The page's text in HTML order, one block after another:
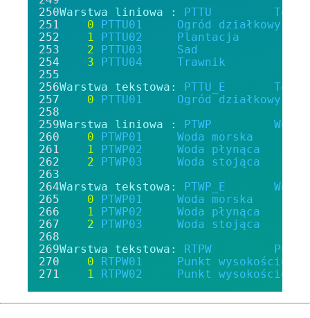
Warstwa liniowa :
PTTU
Teren
0
PTTU01 Ogród
działkowy
1
PTTU02
Plantacja
2
PTTU03
Sad
3
PTTU04
Trawnik
Warstwa tekstowa:
PTTU_E
Teren
0
PTTU01 Ogród
działkowy
Warstwa liniowa :
PTWP Woda
0
PTWP01 Woda
morska
1
PTWP02 Woda
płynąca
2
PTWP03 Woda
stojąca
Warstwa tekstowa:
PTWP_E Woda
0
PTWP01 Woda
morska
1
PTWP02 Woda
płynąca
2
PTWP03 Woda
stojąca
Warstwa tekstowa:
RTPW
Punkt
0
RTPW01 Punkt wysokościowy
1
RTPW02 Punkt wysokościowy